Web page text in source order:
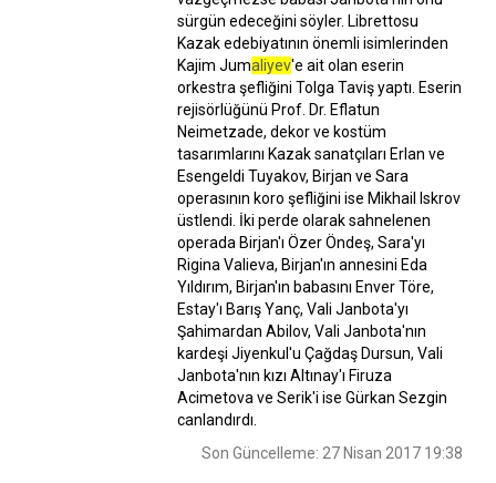
sürgün edeceğini söyler. Librettosu
Kazak edebiyatının önemli isimlerinden
Kajim Jumaliyev'e ait olan eserin
orkestra şefliğini Tolga Taviş yaptı. Eserin
rejisörlüğünü Prof. Dr. Eflatun
Neimetzade, dekor ve kostüm
tasarımlarını Kazak sanatçıları Erlan ve
Esengeldi Tuyakov, Birjan ve Sara
operasının koro şefliğini ise Mikhail Iskrov
üstlendi. İki perde olarak sahnelenen
operada Birjan'ı Özer Öndeş, Sara'yı
Rigina Valieva, Birjan'ın annesini Eda
Yıldırım, Birjan'ın babasını Enver Töre,
Estay'ı Barış Yanç, Vali Janbota'yı
Şahimardan Abilov, Vali Janbota'nın
kardeşi Jiyenkul'u Çağdaş Dursun, Vali
Janbota'nın kızı Altınay'ı Firuza
Acimetova ve Serik'i ise Gürkan Sezgin
canlandırdı.
Son Güncelleme: 27 Nisan 2017 19:38